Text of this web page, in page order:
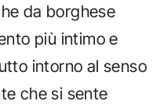
da borghese
più intimo e
intorno al senso
che si sente